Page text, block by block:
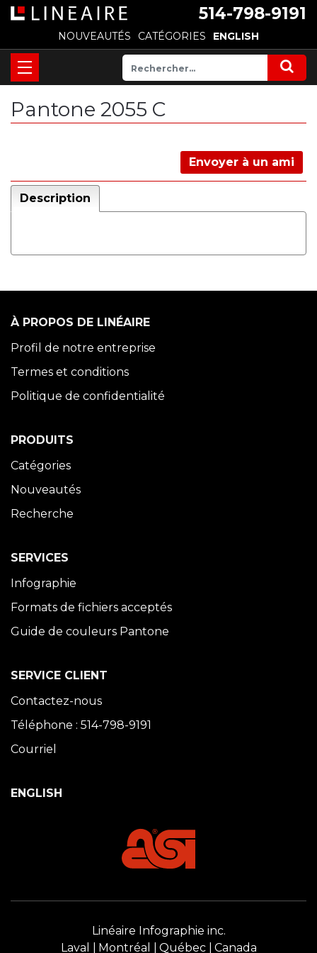
514-798-9191
NOUVEAUTÉS CATÉGORIES ENGLISH
Pantone 2055 C
Envoyer à un ami
Description
À PROPOS DE LINÉAIRE
Profil de notre entreprise
Termes et conditions
Politique de confidentialité
PRODUITS
Catégories
Nouveautés
Recherche
SERVICES
Infographie
Formats de fichiers acceptés
Guide de couleurs Pantone
SERVICE CLIENT
Contactez-nous
Téléphone : 514-798-9191
Courriel
ENGLISH
Linéaire Infographie inc.
Laval
Montréal Québec Canada